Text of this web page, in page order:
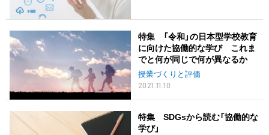
特集 「令和」の日本型学校教育
に向けた協働的な学び これま
でと何が同じで何が異なるか
授業づくりと評価
2021.11.10
特集 SDGsから読む「協働的な
学び」